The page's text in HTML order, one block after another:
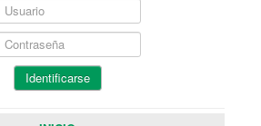
Usuario
Contraseña
Identificarse